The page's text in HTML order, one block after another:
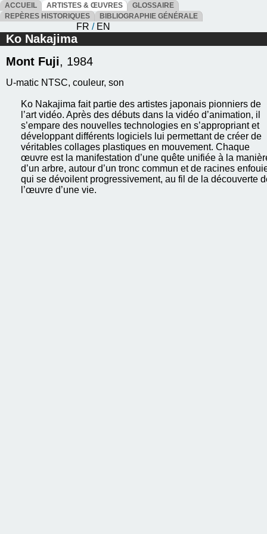
ACCUEIL ARTISTES & ŒUVRES
GLOSSAIRE
REPÈRES HISTORIQUES
BIBLIOGRAPHIE GÉNÉRALE
FR / EN
Ko Nakajima